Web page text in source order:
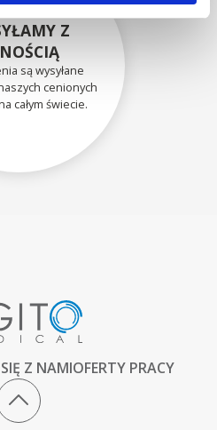
Z
są wysyłane
cenionych
całym świecie.
Z NAMIOFERTY PRACY